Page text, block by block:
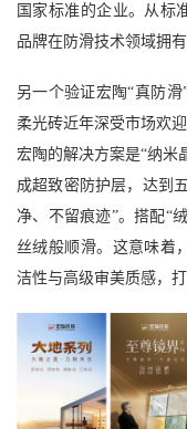
国家标准的企业。从标
品牌在防滑技术领域拥
另一个验证宏陶“真防滑
柔光砖近年深受市场欢
宏陶的解决方案是“纳
成超致密防护层，达到
净、不留痕迹”。搭配“
丝绒般顺滑。这意味着
洁性与高级审美质感，